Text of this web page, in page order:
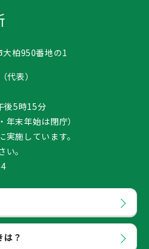
柏950番地の1
表）
5時15分
年末年始は閉庁）
施しています。
。
は？